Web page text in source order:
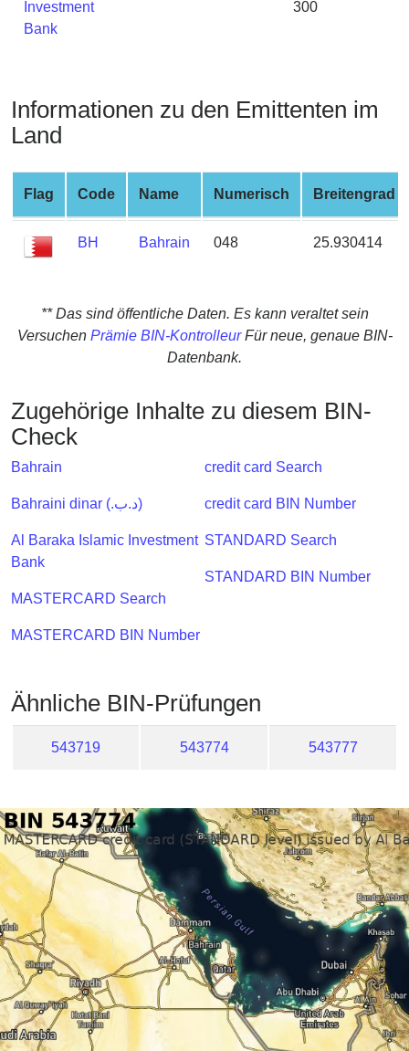
Card
from
Card
Checker
Service
What
is
My
IP
IP
BIN
Checker
/
Validator
Investment
Bank
300
Informationen zu den Emittenten im
Land
Flag Code Name Numerisch Breitengrad
BH Bahrain 048 25.930414
** Das sind öffentliche Daten. Es kann veraltet sein
Versuchen Prämie BIN-KontrolleurFür neue, genaue BIN-
Datenbank.
Zugehörige Inhalte zu diesem BIN-
Check
Bahrain
Bahraini dinar (.د.ب)
Al Baraka Islamic Investment
Bank
MASTERCARD Search
MASTERCARD BIN Number
credit card Search
credit card BIN Number
STANDARD Search
STANDARD BIN Number
Ähnliche BIN-Prüfungen
543719 543774 543777